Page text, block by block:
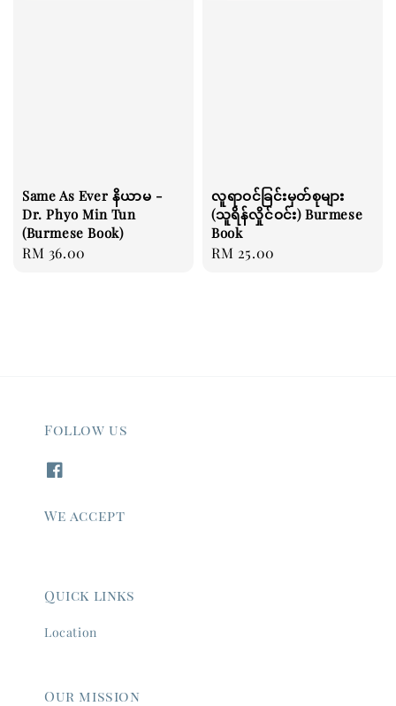
Same As Ever နိယာမ -
Dr. Phyo Min Tun
(Burmese Book)
Regular
RM 36.00
လူရာဝင်ခြင်းမှတ်စုများ
(သူရိန်လှိုင်ဝင်း) Burmese
Book
Regular
RM 25.00
Follow us
We accept
Quick links
Location
Our mission